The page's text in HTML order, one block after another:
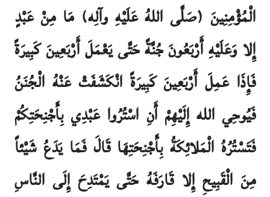
الْمُؤْمِنِينَ (صَلَّى اللهُ عَلَيْهِ وآلِه) مَا مِنْ عَبْدٍ
إِلا وَعَلَيْهِ أَرْبَعُونَ جُنَّةً حَتَّى يَعْمَلَ أَرْبَعِينَ كَبِيرَةً
فَإِذَا عَمِلَ أَرْبَعِينَ كَبِيرَةً انْكَشَفَتْ عَنْهُ الْجُنَنُ
فَيُوحِي الله إِلَيْهِمْ أَنِ اسْتُرُوا عَبْدِي بِأَجْنِحَتِكُمْ
فَتَسْتُرُهُ الْمَلائِكَةُ بِأَجْنِحَتِهَا قَالَ فَمَا يَدَعُ شَيْئاً
مِنَ الْقَبِيحِ إِلا قَارَفَهُ حَتَّى يَمْتَدِحَ إِلَى النَّاسِ